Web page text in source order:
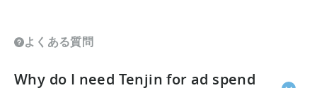
よくある質問
Why do I need Tenjin for ad spend